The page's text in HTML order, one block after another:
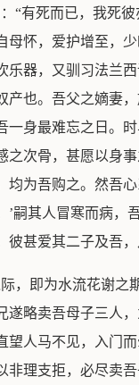
“有死而已，我死
母怀，爱护增至，
乐器，又驯习法兰
产也。吾父之嫡妻
一身最难忘之日。
之次骨，甚愿以身
均为吾购之。然吾
’嗣其人冒寒而病，
彼甚爱其二子及吾
，即为水流花谢之
遂略卖吾母子三人
望人马不见，入门
非理支拒，必尽卖